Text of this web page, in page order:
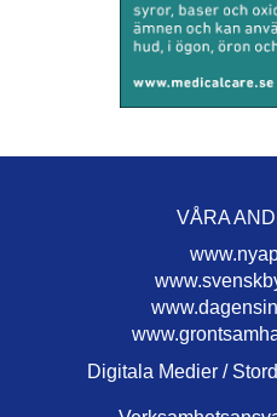
VÅRA
Digitala Medier /